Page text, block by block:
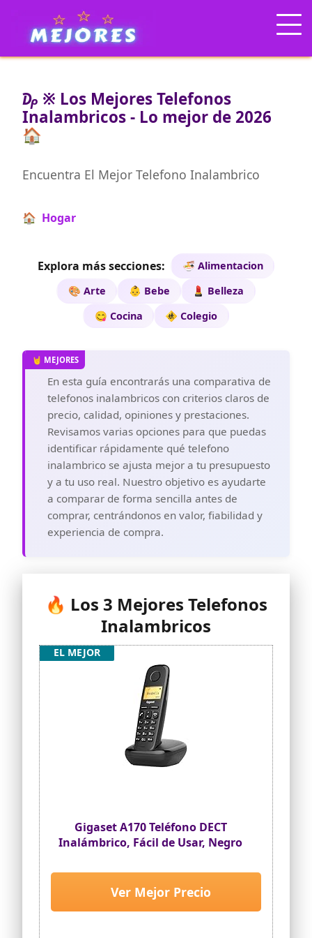
₯ ※ Los Mejores Telefonos
Inalambricos - Lo mejor de 2026
🏠
Encuentra El Mejor Telefono Inalambrico
🏠 Hogar
Explora más secciones:
🍜 Alimentacion
🎨 Arte
👶 Bebe
💄 Belleza
😋 Cocina
🚸 Colegio
En esta guía encontrarás una comparativa de
telefonos inalambricos con criterios claros de
precio, calidad, opiniones y prestaciones.
Revisamos varias opciones para que puedas
identificar rápidamente qué telefono
inalambrico se ajusta mejor a tu presupuesto
y a tu uso real. Nuestro objetivo es ayudarte
a comparar de forma sencilla antes de
comprar, centrándonos en valor, fiabilidad y
experiencia de compra.
🔥 Los 3 Mejores Telefonos
Inalambricos
Gigaset A170 Teléfono DECT
Inalámbrico, Fácil de Usar, Negro
Ver Mejor Precio
EL MEJOR